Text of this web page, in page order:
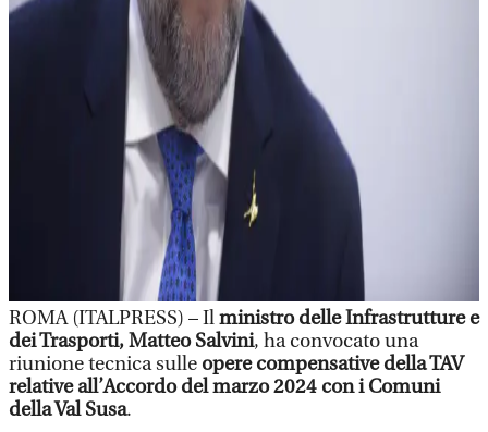
ROMA (ITALPRESS) – Ilministro delle Infrastrutture e
dei Trasporti, Matteo Salvini, ha convocato una
riunione tecnica sulle opere compensative della TAV
relative all’Accordo del marzo 2024 con i Comuni
della Val Susa.